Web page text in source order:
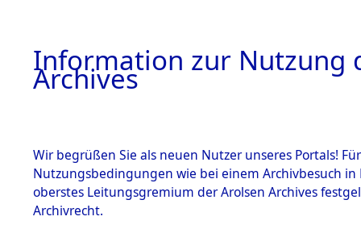
Information zur Nutzung
Archives
Wir begrüßen Sie als neuen Nutzer unseres Portals!
Nutzungsbedingungen wie bei einem Archivbesuch
oberstes Leitungsgremium der Arolsen Archives
Archivrecht.